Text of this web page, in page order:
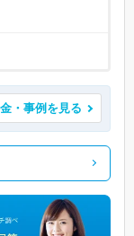
・事例を見る